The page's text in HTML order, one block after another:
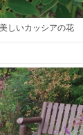
しいカッシアの花